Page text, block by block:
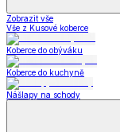
Zobrazit vše
Vše z Kusové koberce
Koberce do obýváku
Koberce do kuchyně
Nášlapy na schody